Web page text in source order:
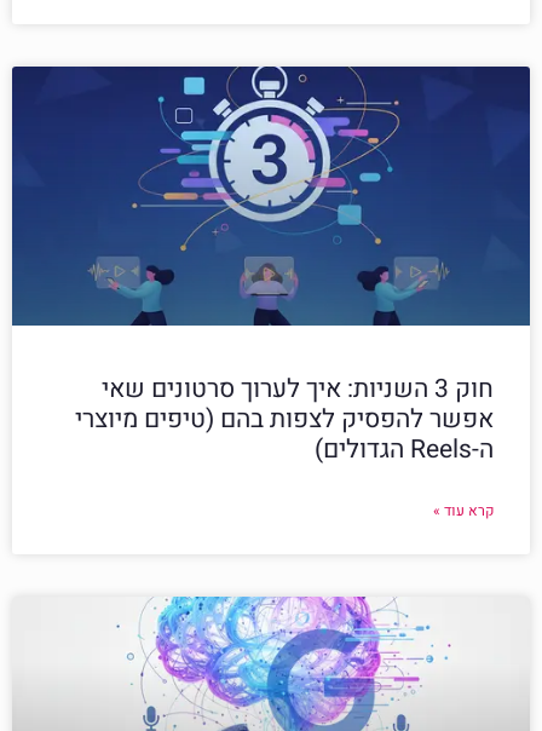
חוק 3 השניות: איך לערוך סרטונים שאי
אפשר להפסיק לצפות בהם (טיפים מיוצרי
ה-Reels הגדולים)
קרא עוד »